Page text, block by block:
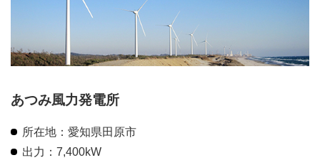
あつみ風力発電所
所在地：愛知県田原市
出力：7,400kW